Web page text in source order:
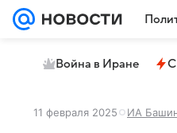
Война в Иране
11 февраля 2025 ИА